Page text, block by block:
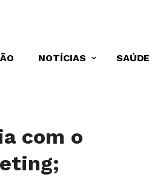
NOTÍCIAS SAÚDE
com o